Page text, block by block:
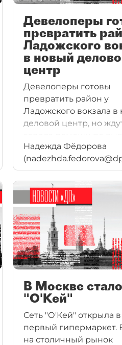
Девелоперы
превратить
Ладожского
в новый
центр
Девелоперы готовы
превратить район у
Ладожского вокзала в
деловой центр, но
колонии и промзоны.
Надежда Фёдорова
В Москве стало
"О'Кей"
Сеть "О'Кей" открыла
первый гипермаркет.
на столичный рынок